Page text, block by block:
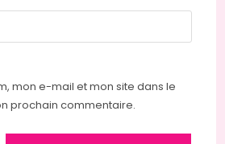
mon e-mail et mon site dans le
prochain commentaire.